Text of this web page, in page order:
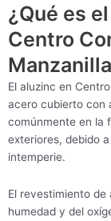
¿Qué es
Centro
El aluzinc en
acero cubierto con
comúnmente en la
exteriores, debido
intemperie.
El revestimiento de
humedad y del